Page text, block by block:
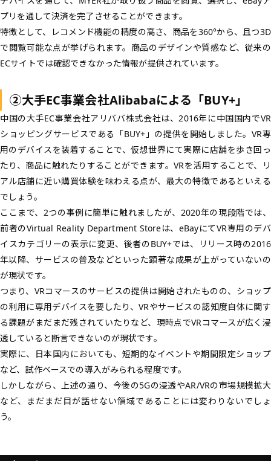
プリを通して決済を完了させることができます。
特徴として、レコメンド機能の精度の高さ、商品を360°から、且つ3D
で閲覧可能な点が挙げられます。商品のデザインや質感など、従来の
ECサイトでは確認できなかった情報が提供されています。
②大手EC事業会社Alibabaによる「BUY+」
中国の大手EC事業会社アリババ株式会社は、2016年に中国国内でVR
ショッピングサービスである「BUY+」の提供を開始しました。VR専
用のデバイスを装着することで、仮想世界にて実際に店舗を歩き回っ
たり、商品に触れたりすることができます。VRを活用することで、リ
アル店舗に近い購買体験を味わえる点が、最大の特徴であるといえる
でしょう。
ここまで、2つの事例に簡単に触れましたが、2020年の現段階では、
前者のVirtual Reality Department Storeは、eBayにてVR専用のデバ
イスカテゴリーの表示に変更、後者のBUY+では、リリース時の2016
年以降、サービスの普及などといった顕著な成果が上がっていないの
が現状です。
つまり、VRコマースのサービスの提供は開始されたものの、ショップ
の利用に専用デバイスを要したり、VRやサービスの認知度自体に関す
る課題がまだまだ残されていたりなど、現時点でVRコマースが広く浸
透していると断言できないのが現状です。
実際に、日本国内においても、短期的なイベントや期間限定ショップ
など、試作ベースでの導入がみられる程度です。
しかしながら、上述の通り、今後の5Gの浸透やAR/VRの市場規模拡大
など、まだまだ目が話せない領域であることには変わりないでしょ
う。